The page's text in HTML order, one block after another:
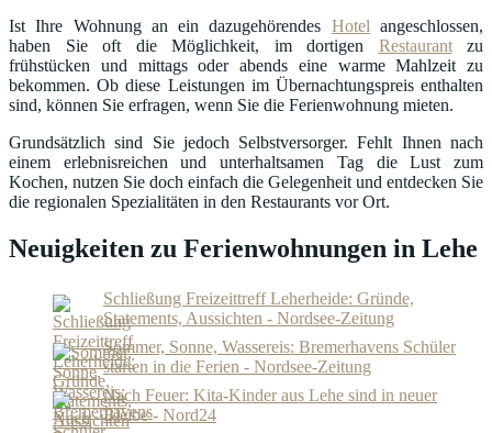
Ist Ihre Wohnung an ein dazugehörendes Hotel angeschlossen,
haben Sie oft die Möglichkeit, im dortigen Restaurantzu
frühstücken und mittags oder abends eine warme Mahlzeit zu
bekommen. Ob diese Leistungen im Übernachtungspreis enthalten
sind, können Sie erfragen, wenn Sie die Ferienwohnung mieten.
Grundsätzlich sind Sie jedoch Selbstversorger. Fehlt Ihnen nach
einem erlebnisreichen und unterhaltsamen Tag die Lust zum
Kochen, nutzen Sie doch einfach die Gelegenheit und entdecken Sie
die regionalen Spezialitäten in den Restaurants vor Ort.
Neuigkeiten zu Ferienwohnungen in Lehe
Schließung Freizeittreff Leherheide: Gründe,
Statements, Aussichten - Nordsee-Zeitung
Sommer, Sonne, Wassereis: Bremerhavens Schüler
starten in die Ferien - Nordsee-Zeitung
Nach Feuer: Kita-Kinder aus Lehe sind in neuer
Bleibe - Nord24